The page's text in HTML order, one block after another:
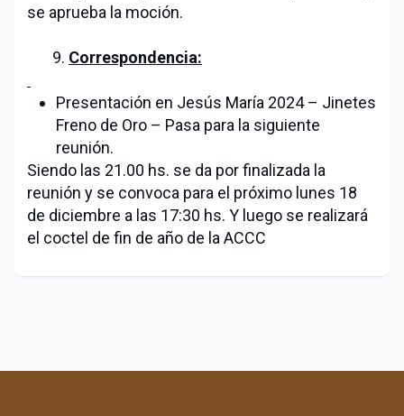
se aprueba la moción.
9. Correspondencia:
Presentación en Jesús María 2024 – Jinetes
Freno de Oro – Pasa para la siguiente
reunión.
Siendo las 21.00 hs. se da por finalizada la
reunión y se convoca para el próximo lunes 18
de diciembre a las 17:30 hs. Y luego se realizará
el coctel de fin de año de la ACCC